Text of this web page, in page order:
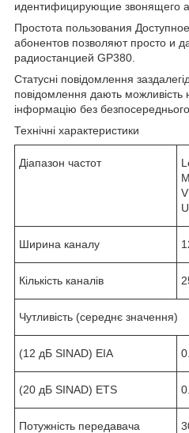
идентифицирующие звонящего
Простота пользования
абонентов позволяют просто и
радиостанцией GP380.
Статусні повідомлення
повідомлення дають можливість
інформацію без
Технічні характеристики
Діапазон частот
Ширина каналу
Кількість каналів
Чутливість (середнє значення)
(12 дБ SINAD) EIA
(20 дБ SINAD) ETS
Потужність передавача